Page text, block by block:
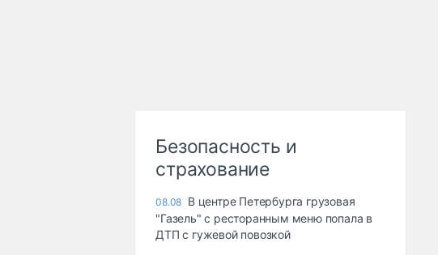
Безопасность и
страхование
08.08 В центре Петербурга грузовая
"Газель" с ресторанным меню попала в
ДТП с гужевой повозкой